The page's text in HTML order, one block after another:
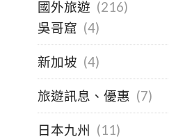
國外旅遊 (216)
吳哥窟 (4)
新加坡 (4)
旅遊訊息、優惠 (7)
日本九州 (11)